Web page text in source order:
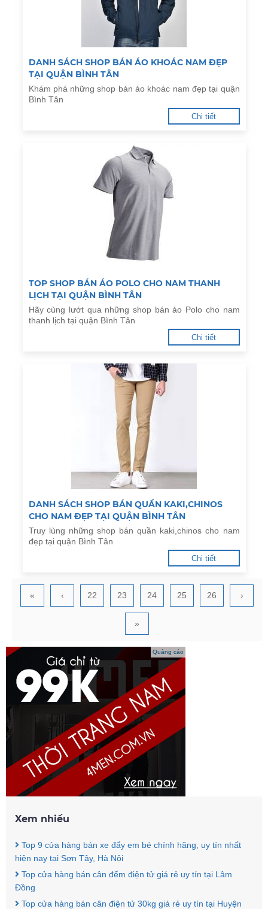
DANH SÁCH SHOP BÁN ÁO KHOÁC NAM ĐẸP
TẠI QUẬN BÌNH TÂN
Khám phá những shop bán áo khoác nam đẹp tại quận
Bình Tân
Chi tiết
TOP SHOP BÁN ÁO POLO CHO NAM THANH
LỊCH TẠI QUẬN BÌNH TÂN
Hãy cùng lướt qua những shop bán áo Polo cho nam
thanh lịch tại quận Bình Tân
Chi tiết
DANH SÁCH SHOP BÁN QUẦN KAKI,CHINOS
CHO NAM ĐẸP TẠI QUẬN BÌNH TÂN
Truy lùng những shop bán quần kaki,chinos cho nam
đẹp tại quận Bình Tân
Chi tiết
« ‹ 22 23 24 25 26 ›
»
Quảng cáo
Xem nhiều
Top 9 cửa hàng bán xe đẩy em bé chính hãng, uy tín nhất
hiện nay tại Sơn Tây, Hà Nội
Top cửa hàng bán cân đếm điện tử giá rẻ uy tín tại Lâm
Đồng
Top cửa hàng bán cân điện tử 30kg giá rẻ uy tín tại Huyện